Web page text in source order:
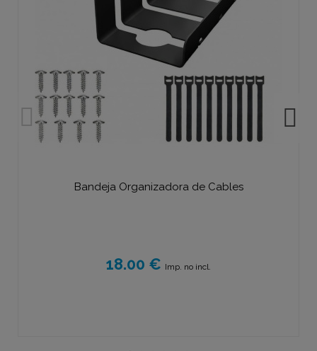
Bandeja Organizadora de Cables
18.00 € Imp. no incl.